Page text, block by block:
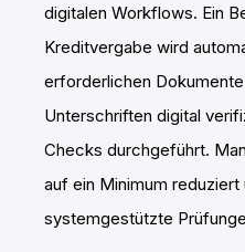
digitalen Workflows. Ein
Kreditvergabe wird
erforderlichen
Unterschriften digital
Checks durchgeführt.
auf ein Minimum reduziert
systemgestützte